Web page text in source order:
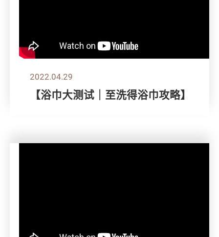
2022.04.29
【浴巾大测试｜至洗得浴巾攻略】